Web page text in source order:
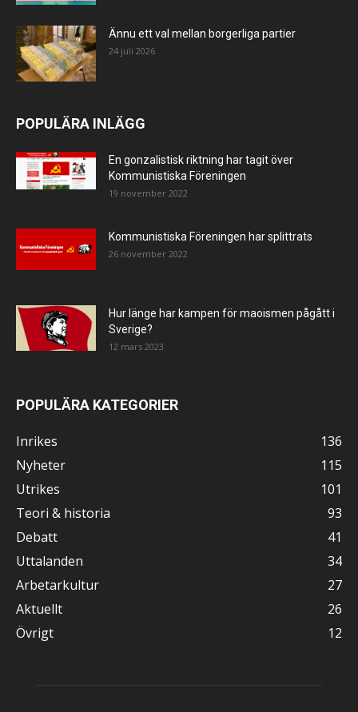
Ännu ett val mellan borgerliga partier
24 juli 2026
POPULÄRA INLÄGG
En gonzalistisk riktning har tagit över
Kommunistiska Föreningen
19 november 2022
Kommunistiska Föreningen har splittrats
26 november 2022
Hur länge har kampen för maoismen pågått i
Sverige?
12 mars 2023
POPULÄRA KATEGORIER
Inrikes
136
Nyheter
115
Utrikes
101
Teori & historia
93
Debatt
41
Uttalanden
34
Arbetarkultur
27
Aktuellt
26
Övrigt
12